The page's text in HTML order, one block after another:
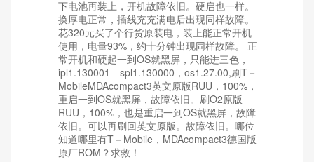
下电池再装上，开机故障依旧。硬启也一样。
换厚电正常，插线充充满电后出现同样故障。
花320元买了个行货原装电，装上能正常开机
使用，电量93%，约十分钟出现同样故障。 正
常开机和硬起一到OS就黑屏，只能进三色，
ipl1.130001 spl1.130000，os1.27.00,刷T－
MobileMDAcompact3英文原版RUU，100%，
重启一到OS就黑屏，故障依旧。刷O2原版
RUU，100%，也是重启一到OS就黑屏，故障
依旧。可以再刷回英文原版。故障依旧。哪位
知道哪里有T－Mobile，MDAcompact3德国版
原厂ROM？求救！